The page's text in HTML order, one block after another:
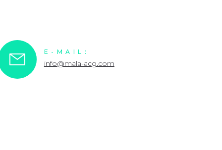
E-MAIL:
info@mala-acg.com